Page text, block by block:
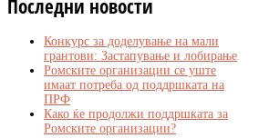
Последни новости
Конкурс за доделување на мали
грантови: Застапување и лобирање
Ромските организации се уште
имаат потреба од поддршката на
ПРФ
Како ќе продолжи поддршката за
Ромските организации?